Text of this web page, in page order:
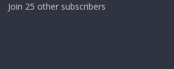
Join 25 other subscribers